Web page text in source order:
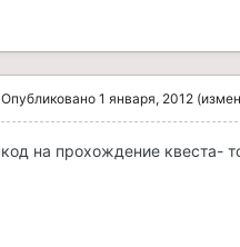
Опубликовано 1 января, 2012
код на прохождение квеста-